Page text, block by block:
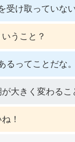
け取っていな
うこと？
ってことだな
大きく変わるこ
！